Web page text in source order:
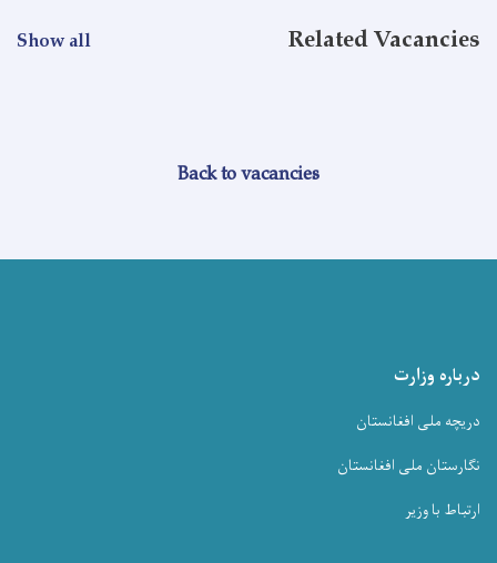
Related Vacancies
Show all
Back to vacancies
درباره وزارت
دریچه ملی افغانستان
نگارستان ملی افغانستان
ارتباط با وزیر